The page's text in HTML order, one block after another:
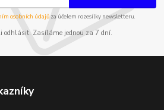
osobních údajůza účelem rozesílky newsletteru.
odhlásit. Zasíláme jednou za 7 dní.